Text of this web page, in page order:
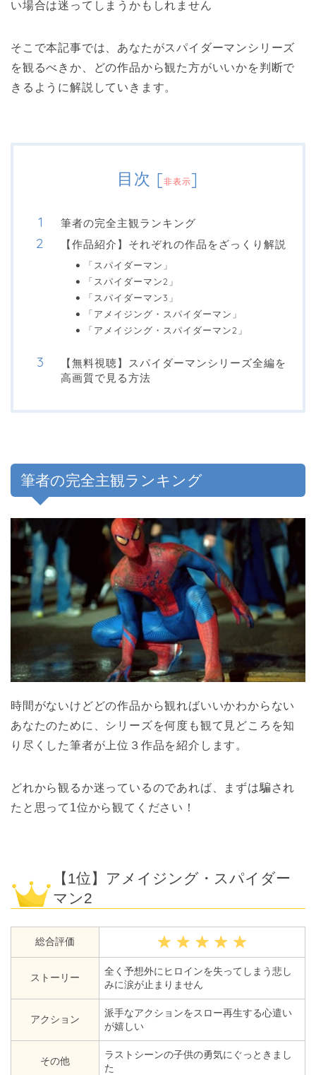
い場合は迷ってしまうかもしれません
そこで本記事では、あなたがスパイダーマンシリーズ
を観るべきか、どの作品から観た方がいいかを判断で
きるように解説していきます。
目次 [非表示]
筆者の完全主観ランキング
【作品紹介】それぞれの作品をざっくり解説
「スパイダーマン」
「スパイダーマン2」
「スパイダーマン3」
「アメイジング・スパイダーマン」
「アメイジング・スパイダーマン2」
【無料視聴】スパイダーマンシリーズ全編を
高画質で見る方法
筆者の完全主観ランキング
時間がないけどどの作品から観ればいいかわからない
あなたのために、シリーズを何度も観て見どころを知
り尽くした筆者が上位３作品を紹介します。
どれから観るか迷っているのであれば、まずは騙され
たと思って1位から観てください！
【1位】アメイジング・スパイダー
マン2
総合評価
ストーリー
全く予想外にヒロインを失ってしまう悲し
みに涙が止まりません
アクション
派手なアクションをスロー再生する心遣い
が嬉しい
その他
ラストシーンの子供の勇気にぐっときまし
た